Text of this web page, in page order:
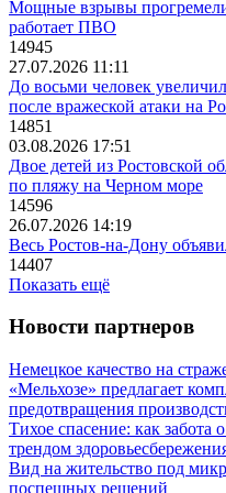
Мощные взрывы
работает ПВО
14945
27.07.2026 11:11
До восьми человек
после вражеской атаки на
14851
03.08.2026 17:51
Двое детей из Ростовской
по пляжу на Черном море
14596
26.07.2026 14:19
Весь Ростов-на-Дону
14407
Показать ещё
Новости партнеров
Немецкое качество на
«Мельхозе» предлагает
предотвращения
Тихое спасение: как забота
трендом
Вид на жительство под
поспешных решений